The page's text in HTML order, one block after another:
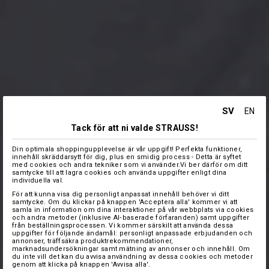
SV
EN
Tack för att ni valde STRAUSS!
Din optimala shoppingupplevelse är vår uppgift! Perfekta funktioner,
innehåll skräddarsytt för dig, plus en smidig process - Detta är syftet
med cookies och andra tekniker som vi använder.Vi ber därför om ditt
samtycke till att lagra cookies och använda uppgifter enligt dina
individuella val.
För att kunna visa dig personligt anpassat innehåll behöver vi ditt
samtycke. Om du klickar på knappen 'Acceptera alla' kommer vi att
samla in information om dina interaktioner på vår webbplats via cookies
och andra metoder (inklusive AI‑baserade förfaranden) samt uppgifter
från beställningsprocessen. Vi kommer särskilt att använda dessa
uppgifter för följande ändamål: personligt anpassade erbjudanden och
annonser, träffsäkra produktrekommendationer,
marknadsundersökningar samt mätning av annonser och innehåll. Om
du inte vill det kan du avvisa användning av dessa cookies och metoder
genom att klicka på knappen 'Avvisa alla'.